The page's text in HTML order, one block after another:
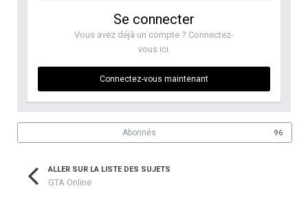
Se connecter
Vous avez déjà un compte ? Connectez-
vous ici.
Connectez-vous maintenant
Abonnés 96
ALLER SUR LA LISTE DES SUJETS
GTA Online